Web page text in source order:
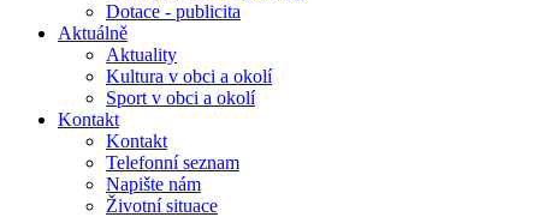
Dotace - publicita
Aktuálně
Aktuality
Kultura v obci a okolí
Sport v obci a okolí
Kontakt
Kontakt
Telefonní seznam
Napište nám
Životní situace